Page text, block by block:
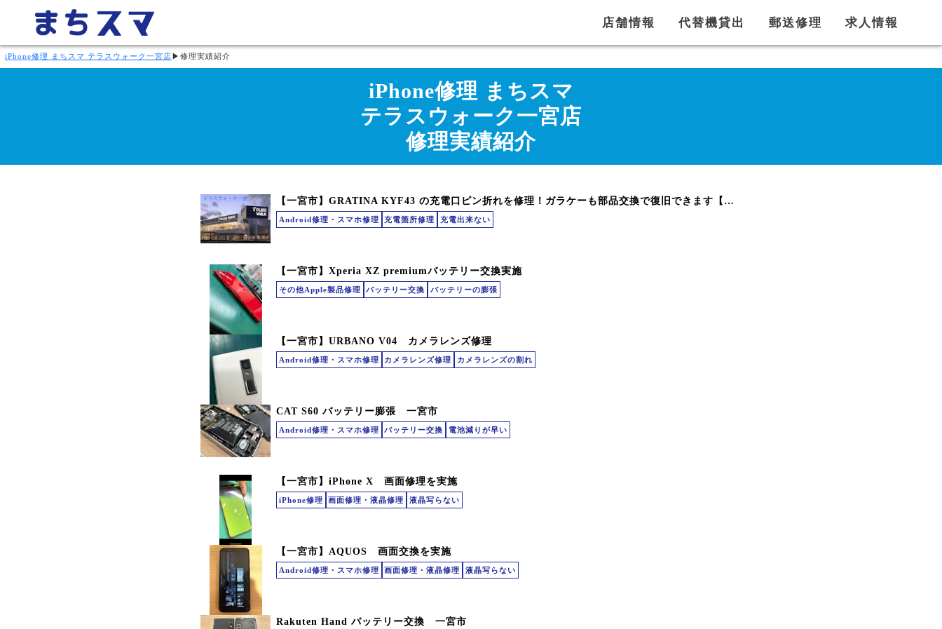
店舗情報 代替機貸出 郵送修理 求人情報
iPhone修理 まちスマ テラスウォーク一宮店 ▶ 修理実績紹介
iPhone修理 まちスマ
テラスウォーク一宮店
修理実績紹介
【一宮市】GRATINA KYF43 の充電口ピン折れを修理！ガラケーも部品交換で復旧できます【まちスマ一宮店】
Android修理・スマホ修理 充電箇所修理 充電出来ない
【一宮市】Xperia XZ premiumバッテリー交換実施
その他Apple製品修理 バッテリー交換 バッテリーの膨張
【一宮市】URBANO V04 カメラレンズ修理
Android修理・スマホ修理 カメラレンズ修理 カメラレンズの割れ
CAT S60 バッテリー膨張 一宮市
Android修理・スマホ修理 バッテリー交換 電池減りが早い
【一宮市】iPhone X 画面修理を実施
iPhone修理 画面修理・液晶修理 液晶写らない
【一宮市】AQUOS 画面交換を実施
Android修理・スマホ修理 画面修理・液晶修理 液晶写らない
Rakuten Hand バッテリー交換 一宮市